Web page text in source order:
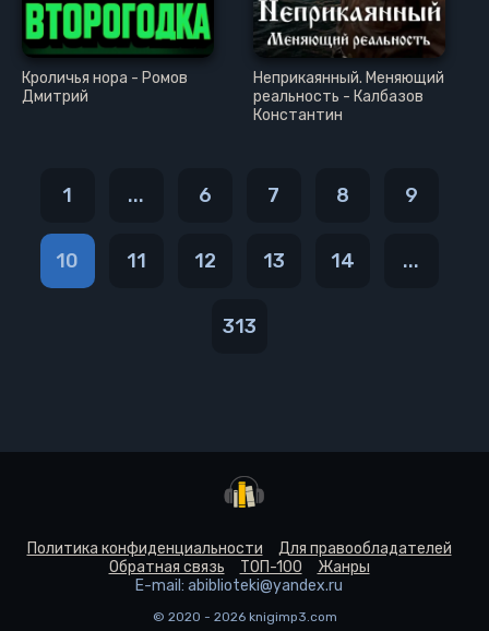
Кроличья нора - Ромов
Дмитрий
Неприкаянный. Меняющий
реальность - Калбазов
Константин
1 ... 6 7 8 9
10 11 12 13 14 ...
313
Политика конфиденциальности
Для правообладателей
Обратная связь
ТОП-100
Жанры
E-mail: abiblioteki@yandex.ru
© 2020 - 2026 knigimp3.com